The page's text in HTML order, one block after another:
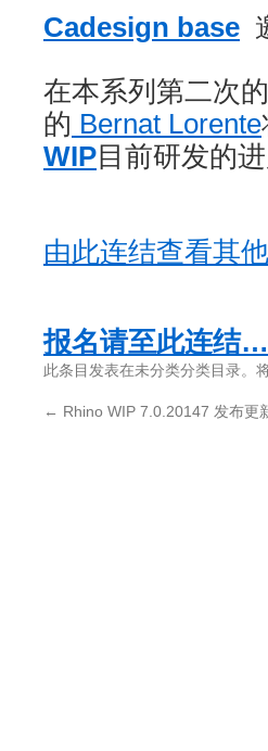
Cadesign base
在本系列第二次
的 Bernat Lorente
WIP目前研发的进
由此连结查看其
报名请至此连结
此条目发表在未分类分类目录。
← Rhino WIP 7.0.20147 发布更